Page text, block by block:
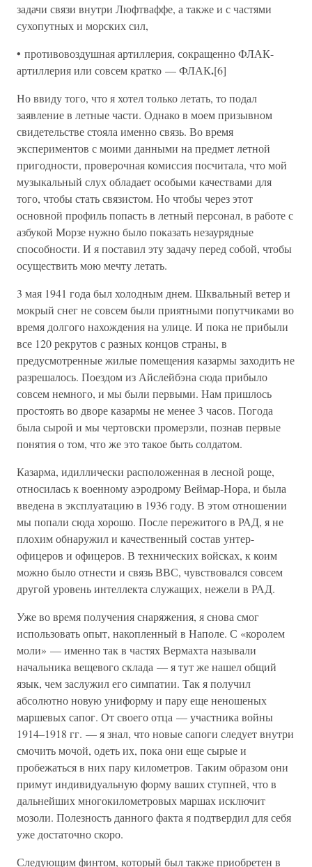
задачи связи внутри Люфтваффе, а также и с частями
сухопутных и морских сил,
• противовоздушная артиллерия, сокращенно ФЛАК-
артиллерия или совсем кратко — ФЛАК.[6]
Но ввиду того, что я хотел только летать, то подал
заявление в летные части. Однако в моем призывном
свидетельстве стояла именно связь. Во время
экспериментов с моими данными на предмет летной
пригодности, проверочная комиссия посчитала, что мой
музыкальный слух обладает особыми качествами для
того, чтобы стать связистом. Но чтобы через этот
основной профиль попасть в летный персонал, в работе с
азбукой Морзе нужно было показать незаурядные
способности. И я поставил эту задачу перед собой, чтобы
осуществить мою мечту летать.
3 мая 1941 года был холодным днем. Шквальный ветер и
мокрый снег не совсем были приятными попутчиками во
время долгого нахождения на улице. И пока не прибыли
все 120 рекрутов с разных концов страны, в
предусмотренные жилые помещения казармы заходить не
разрешалось. Поездом из Айслейбэна сюда прибыло
совсем немного, и мы были первыми. Нам пришлось
простоять во дворе казармы не менее 3 часов. Погода
была сырой и мы чертовски промерзли, познав первые
понятия о том, что же это такое быть солдатом.
Казарма, идиллически расположенная в лесной роще,
относилась к военному аэродрому Веймар-Нора, и была
введена в эксплуатацию в 1936 году. В этом отношении
мы попали сюда хорошо. После пережитого в РАД, я не
плохим обнаружил и качественный состав унтер-
офицеров и офицеров. В технических войсках, к коим
можно было отнести и связь ВВС, чувствовался совсем
другой уровень интеллекта служащих, нежели в РАД.
Уже во время получения снаряжения, я снова смог
использовать опыт, накопленный в Наполе. С «королем
моли» — именно так в частях Вермахта называли
начальника вещевого склада — я тут же нашел общий
язык, чем заслужил его симпатии. Так я получил
абсолютно новую униформу и пару еще неношеных
маршевых сапог. От своего отца — участника войны
1914–1918 гг. — я знал, что новые сапоги следует внутри
смочить мочой, одеть их, пока они еще сырые и
пробежаться в них пару километров. Таким образом они
примут индивидуальную форму ваших ступней, что в
дальнейших многокилометровых маршах исключит
мозоли. Полезность данного факта я подтвердил для себя
уже достаточно скоро.
Следующим финтом, который был также приобретен в